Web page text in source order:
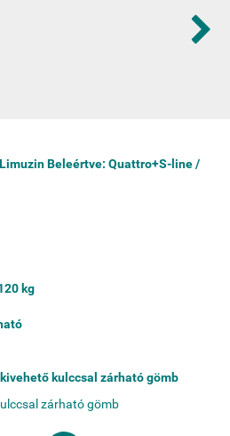
Beleértve: Quattro+S-line /
kg
kulccsal zárható gömb